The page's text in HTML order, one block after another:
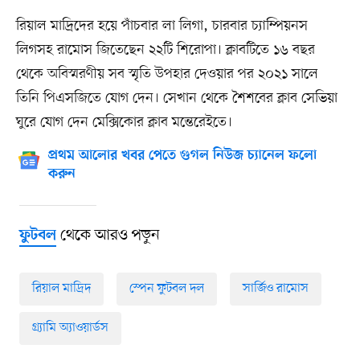
রিয়াল মাদ্রিদের হয়ে পাঁচবার লা লিগা, চারবার চ্যাম্পিয়নস
লিগসহ রামোস জিতেছেন ২২টি শিরোপা। ক্লাবটিতে ১৬ বছর
থেকে অবিস্মরণীয় সব স্মৃতি উপহার দেওয়ার পর ২০২১ সালে
তিনি পিএসজিতে যোগ দেন। সেখান থেকে শৈশবের ক্লাব সেভিয়া
ঘুরে যোগ দেন মেক্সিকোর ক্লাব মন্তেরেইতে।
প্রথম আলোর খবর পেতে গুগল নিউজ চ্যানেল ফলো
করুন
ফুটবলথেকে আরও পড়ুন
রিয়াল মাদ্রিদ স্পেন ফুটবল দল সার্জিও রামোস
গ্র্যামি অ্যাওয়ার্ডস